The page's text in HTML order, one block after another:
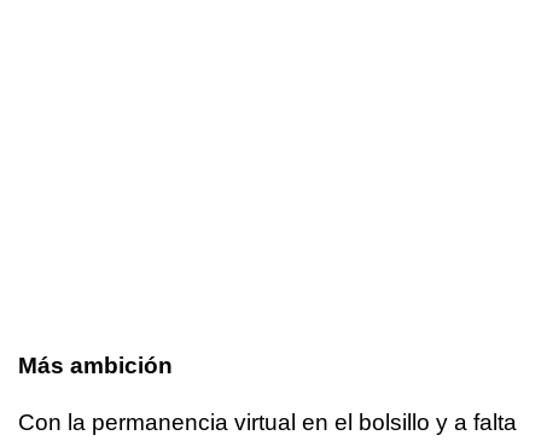
Más ambición
Con la permanencia virtual en el bolsillo y a falta